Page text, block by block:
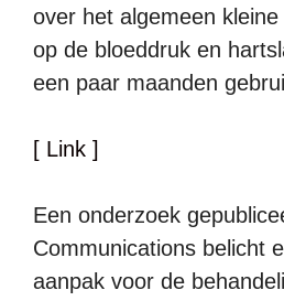
over het algemeen
op de bloeddruk en
een paar maanden
[ Link ]
Een onderzoek
Communications belicht
aanpak voor de